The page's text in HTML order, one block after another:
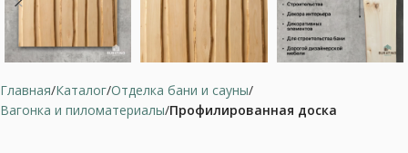
Главная Каталог Отделка бани и сауны
Вагонка и пиломатериалы Профилированная доска